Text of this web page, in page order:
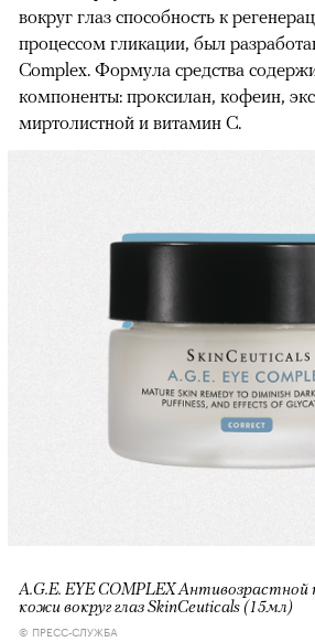
вокруг глаз способность к
процессом гликации, был
Complex. Формула средства
компоненты: проксилан, кофеин,
миртолистной и витамин С.
A.G.E. EYE COMPLEX Антивозрастной
кожи вокруг глаз SkinCeuticals (15мл)
© ПРЕСС-СЛУЖБА